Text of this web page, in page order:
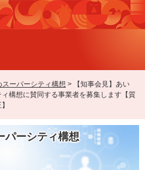
ーパーシティ構想 >
【知事会見】あい
構想に賛同する事業者を募集します【質
パーシティ構想